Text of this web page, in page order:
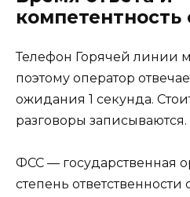
компетентность
Телефон Горячей линии
поэтому оператор
ожидания 1 секунда.
разговоры записываются.
ФСС — государственная
степень